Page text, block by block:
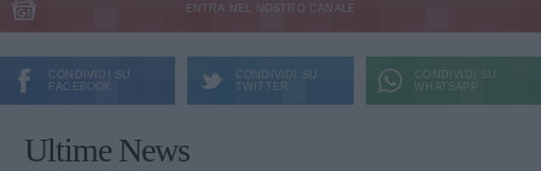
ENTRA NEL NOSTRO CANALE
CONDIVIDI SU
FACEBOOK
CONDIVIDI SU
TWITTER
CONDIVIDI SU
WHATSAPP
Ultime News